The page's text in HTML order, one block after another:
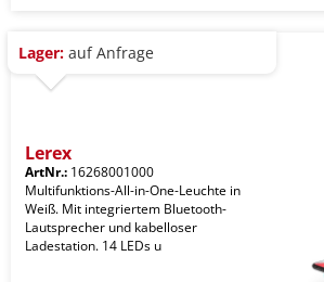
Lager: auf Anfrage
Lerex
ArtNr.: 16268001000
Multifunktions-All-in-One-Leuchte in
Weiß. Mit integriertem Bluetooth-
Lautsprecher und kabelloser
Ladestation. 14 LEDs u